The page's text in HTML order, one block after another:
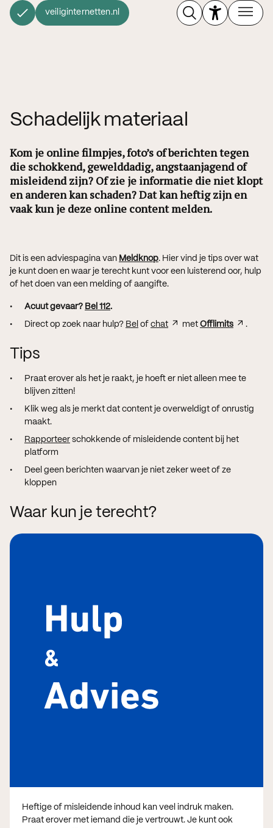
veiliginternetten.nl
Schadelijk materiaal
Kom je online filmpjes, foto’s of berichten tegen
die schokkend, gewelddadig, angstaanjagend of
misleidend zijn? Of zie je informatie die niet klopt
en anderen kan schaden? Dat kan heftig zijn en
vaak kun je deze online content melden.
Dit is een adviespagina van Meldknop. Hier vind je tips over wat
je kunt doen en waar je terecht kunt voor een luisterend oor, hulp
of het doen van een melding of aangifte.
Acuut gevaar? Bel 112.
Direct op zoek naar hulp? Bel of chat met Offlimits .
Tips
Praat erover als het je raakt, je hoeft er niet alleen mee te
blijven zitten!
Klik weg als je merkt dat content je overweldigt of onrustig
maakt.
Rapporteer schokkende of misleidende content bij het
platform
Deel geen berichten waarvan je niet zeker weet of ze
kloppen
Waar kun je terecht?
Heftige of misleidende inhoud kan veel indruk maken.
Praat erover met iemand die je vertrouwt. Je kunt ook